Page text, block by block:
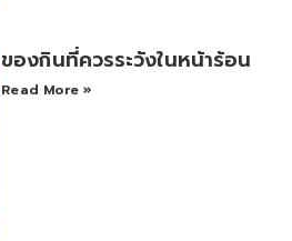
ของกินที่ควรระวังในหน้าร้อน
Read More »